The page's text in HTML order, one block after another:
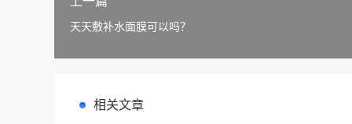
天天敷补水面膜可以吗？
相关文章